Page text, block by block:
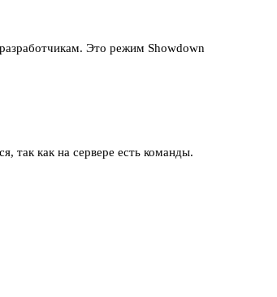
Это режим Showdown
так как на сервере есть команды.